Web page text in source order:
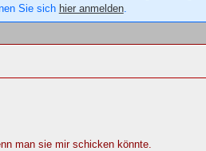
Sie sich hier anmelden.
man sie mir schicken könnte.